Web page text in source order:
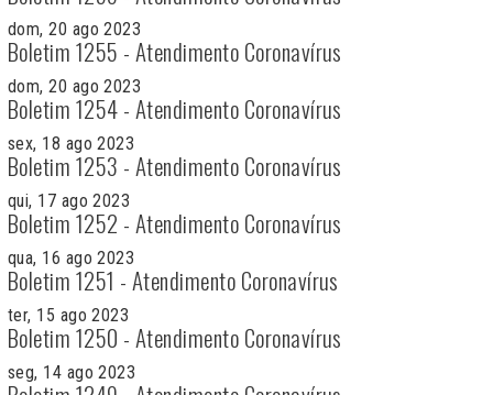
dom, 20 ago 2023
Boletim 1255 - Atendimento Coronavírus
dom, 20 ago 2023
Boletim 1254 - Atendimento Coronavírus
sex, 18 ago 2023
Boletim 1253 - Atendimento Coronavírus
qui, 17 ago 2023
Boletim 1252 - Atendimento Coronavírus
qua, 16 ago 2023
Boletim 1251 - Atendimento Coronavírus
ter, 15 ago 2023
Boletim 1250 - Atendimento Coronavírus
seg, 14 ago 2023